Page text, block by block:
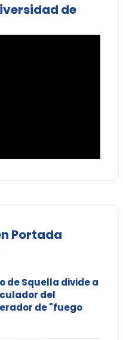
de
Portada
de Squella divide a
del
de "fuego